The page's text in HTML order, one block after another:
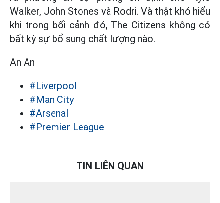
Walker, John Stones và Rodri. Và thật khó hiểu
khi trong bối cảnh đó, The Citizens không có
bất kỳ sự bổ sung chất lượng nào.
An An
#Liverpool
#Man City
#Arsenal
#Premier League
TIN LIÊN QUAN